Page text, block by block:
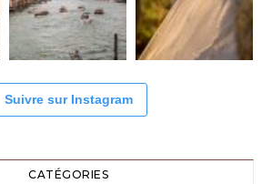
Suivre sur Instagram
CATÉGORIES